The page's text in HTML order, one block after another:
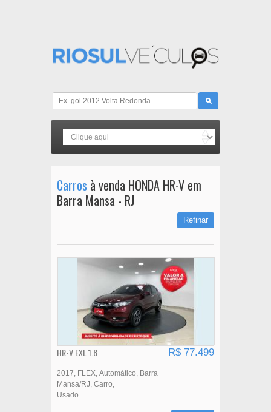
Carros à venda HONDA HR-V em
Barra Mansa - RJ
Refinar
HR-V EXL 1.8 R$ 77.499
2017 FLEX Automático
Barra
Mansa/RJ Carro
Usado